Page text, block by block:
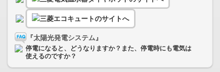
『太陽光発電システム』
停電になると、どうなりますか？また、停電時にも電気は
使えるのですか？